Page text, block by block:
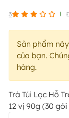
3
Sản phẩm
của bạn.
hàng.
Trà Túi Lọc Hỗ
12 vị 90g (30